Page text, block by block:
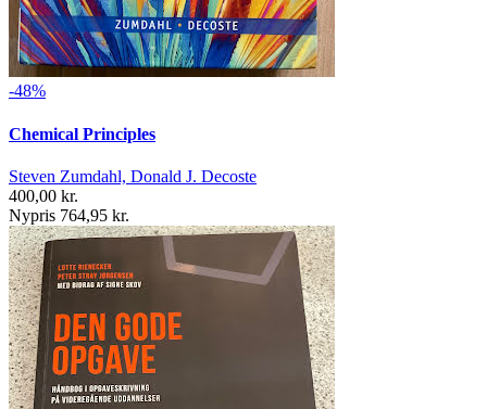
-48%
Chemical Principles
Steven Zumdahl, Donald J. Decoste
400,00 kr.
Nypris 764,95 kr.